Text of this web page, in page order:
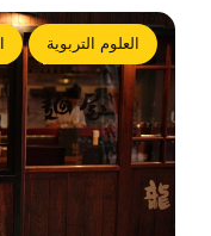
العلوم التربوية